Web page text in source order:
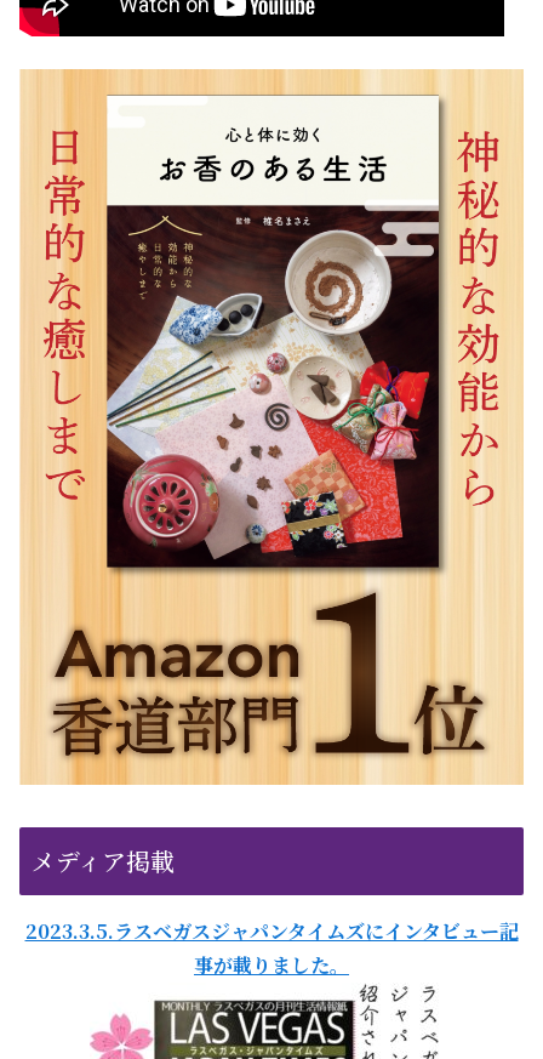
メディア掲載
2023.3.5.ラスベガスジャパンタイムズにインタビュー記
事が載りました。